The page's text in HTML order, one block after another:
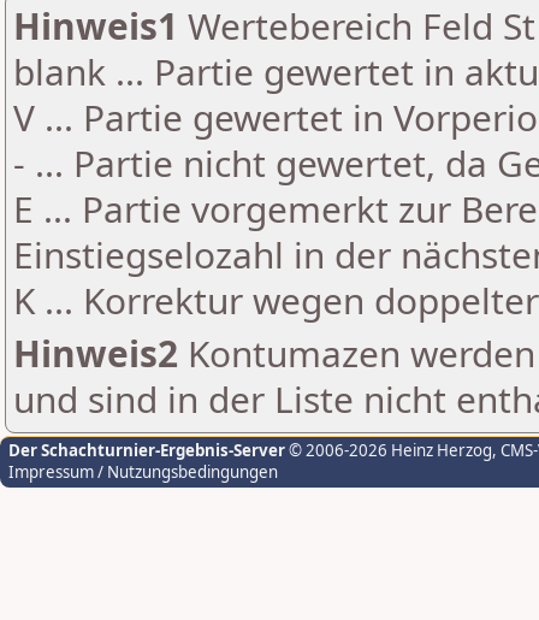
Hinweis1 Wertebereich Feld
blank ... Partie gewertet in
V ... Partie gewertet in
- ... Partie nicht gewertet, da
E ... Partie vorgemerkt zur
Einstiegselozahl in der
K ... Korrektur wegen
Hinweis2 Kontumazen
und sind in der Liste nicht
Der Schachturnier-Ergebnis-Server© 2006-2026 Heinz Herzog,
Impressum / Nutzungsbedingungen